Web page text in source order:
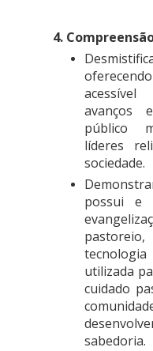
4.
avanços
público
líderes
sociedade.
possui e
utilizada
cuidado
sabedoria.